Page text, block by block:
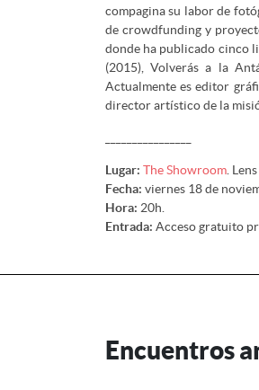
compagina su labor de
de crowdfunding y
donde ha publicado cinco
(2015), Volverás a la
Actualmente es editor
director artístico de la
Lugar: The Showroom .
Fecha: viernes 18 de
Hora: 20h.
Entrada: Acceso gratuito
Encuentros